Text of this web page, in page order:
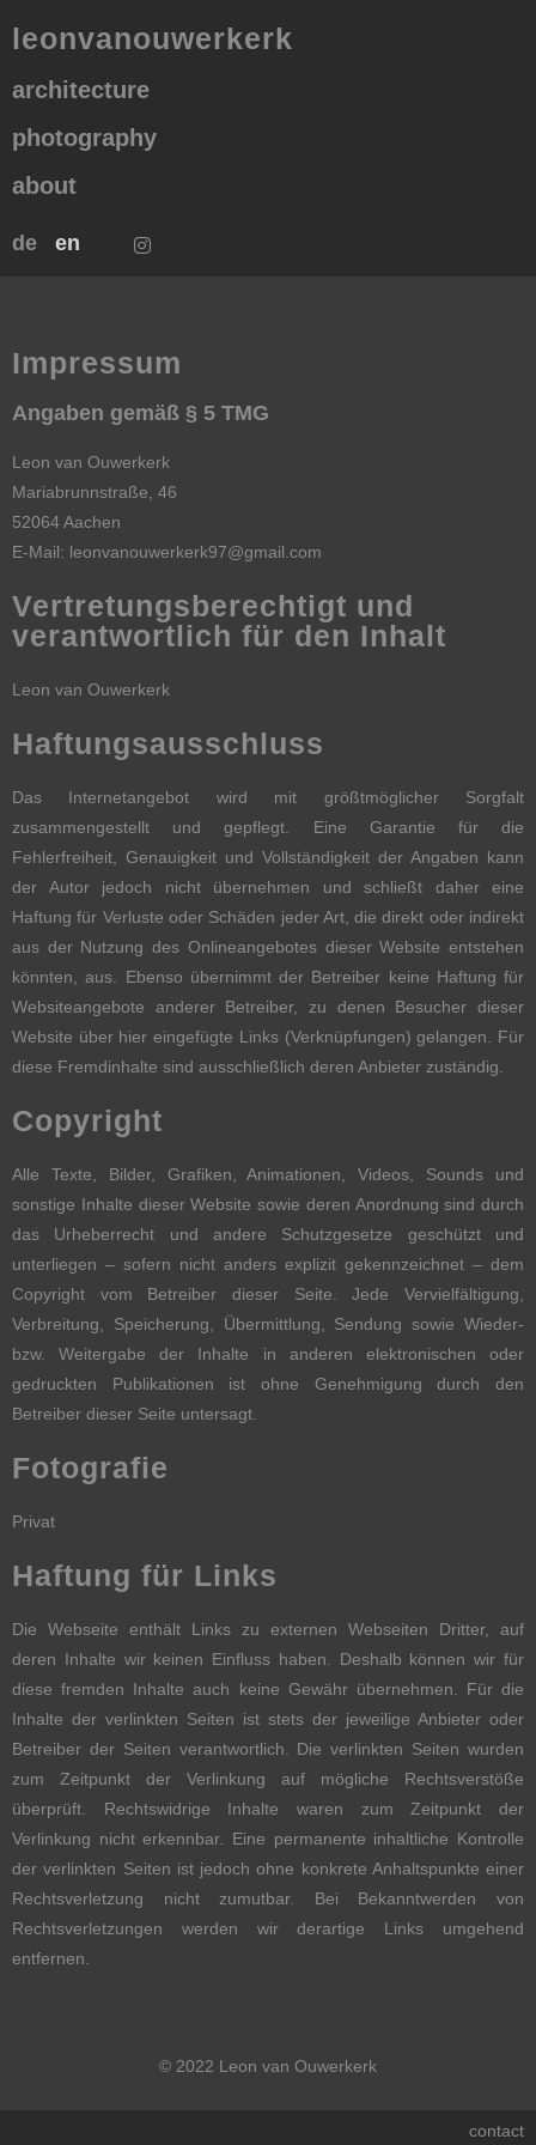
leonvanouwerkerk
architecture
photography
about
de en
Impressum
Angaben gemäß § 5 TMG
Leon van Ouwerkerk
Mariabrunnstraße, 46
52064 Aachen
E-Mail: leonvanouwerkerk97@gmail.com
Vertretungsberechtigt und
verantwortlich für den Inhalt
Leon van Ouwerkerk
Haftungsausschluss
Das Internetangebot wird mit größtmöglicher Sorgfalt
zusammengestellt und gepflegt. Eine Garantie für die
Fehlerfreiheit, Genauigkeit und Vollständigkeit der Angaben kann
der Autor jedoch nicht übernehmen und schließt daher eine
Haftung für Verluste oder Schäden jeder Art, die direkt oder indirekt
aus der Nutzung des Onlineangebotes dieser Website entstehen
könnten, aus. Ebenso übernimmt der Betreiber keine Haftung für
Websiteangebote anderer Betreiber, zu denen Besucher dieser
Website über hier eingefügte Links (Verknüpfungen) gelangen. Für
diese Fremdinhalte sind ausschließlich deren Anbieter zuständig.
Copyright
Alle Texte, Bilder, Grafiken, Animationen, Videos, Sounds und
sonstige Inhalte dieser Website sowie deren Anordnung sind durch
das Urheberrecht und andere Schutzgesetze geschützt und
unterliegen – sofern nicht anders explizit gekennzeichnet – dem
Copyright vom Betreiber dieser Seite. Jede Vervielfältigung,
Verbreitung, Speicherung, Übermittlung, Sendung sowie Wieder-
bzw. Weitergabe der Inhalte in anderen elektronischen oder
gedruckten Publikationen ist ohne Genehmigung durch den
Betreiber dieser Seite untersagt.
Fotografie
Privat
Haftung für Links
Die Webseite enthält Links zu externen Webseiten Dritter, auf
deren Inhalte wir keinen Einfluss haben. Deshalb können wir für
diese fremden Inhalte auch keine Gewähr übernehmen. Für die
Inhalte der verlinkten Seiten ist stets der jeweilige Anbieter oder
Betreiber der Seiten verantwortlich. Die verlinkten Seiten wurden
zum Zeitpunkt der Verlinkung auf mögliche Rechtsverstöße
überprüft. Rechtswidrige Inhalte waren zum Zeitpunkt der
Verlinkung nicht erkennbar. Eine permanente inhaltliche Kontrolle
der verlinkten Seiten ist jedoch ohne konkrete Anhaltspunkte einer
Rechtsverletzung nicht zumutbar. Bei Bekanntwerden von
Rechtsverletzungen werden wir derartige Links umgehend
entfernen.
© 2022 Leon van Ouwerkerk
contact